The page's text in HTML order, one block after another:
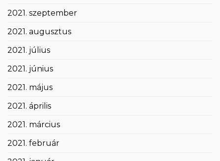
2021. szeptember
2021. augusztus
2021. július
2021. június
2021. május
2021. április
2021. március
2021. február